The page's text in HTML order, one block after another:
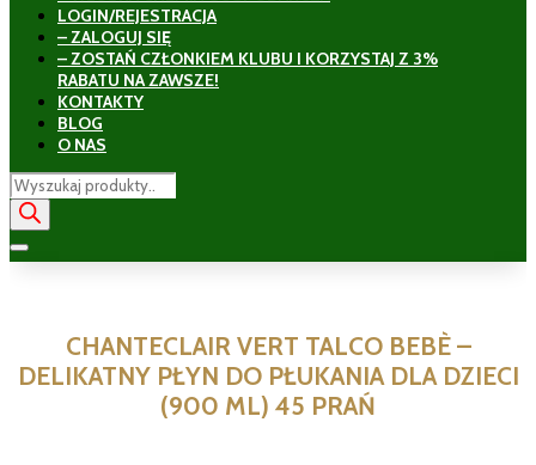
LOGIN/REJESTRACJA
– ZALOGUJ SIĘ
– ZOSTAŃ CZŁONKIEM KLUBU I KORZYSTAJ Z 3%
RABATU NA ZAWSZE!
KONTAKTY
BLOG
O NAS
Wyszukiwarka
produktów
CHANTECLAIR VERT TALCO BEBÈ –
DELIKATNY PŁYN DO PŁUKANIA DLA DZIECI
(900 ML) 45 PRAŃ